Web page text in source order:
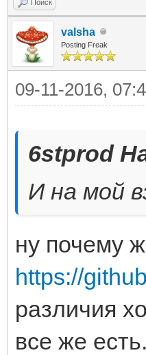
Поиск
valsha
Posting Freak
09-11-2016,
6stprod
И на мой
ну почему
https://
различия
все же есть.